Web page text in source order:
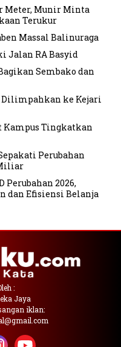
Meter, Munir Minta
Terukur
Massal Balinuraga
Jalan RA Basyid
Sembako dan
ke Kejari
Kampus Tingkatkan
Perubahan
Perubahan 2026,
dan Efisiensi Belanja
:
Jaya
iklan: